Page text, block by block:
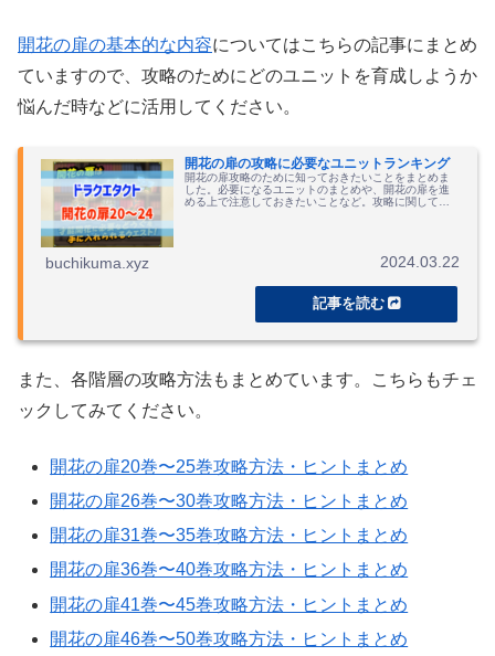
開花の扉の基本的な内容についてはこちらの記事にまとめ
ていますので、攻略のためにどのユニットを育成しようか
悩んだ時などに活用してください。
開花の扉の攻略に必要なユニットランキング
開花の扉攻略のために知っておきたいことをまとめま
した。必要になるユニットのまとめや、開花の扉を進
める上で注意しておきたいことなど。攻略に関しても
buchikuma.xyz 2024.03.22
また、各階層の攻略方法もまとめています。こちらもチェ
ックしてみてください。
開花の扉20巻〜25巻攻略方法・ヒントまとめ
開花の扉26巻〜30巻攻略方法・ヒントまとめ
開花の扉31巻〜35巻攻略方法・ヒントまとめ
開花の扉36巻〜40巻攻略方法・ヒントまとめ
開花の扉41巻〜45巻攻略方法・ヒントまとめ
開花の扉46巻〜50巻攻略方法・ヒントまとめ